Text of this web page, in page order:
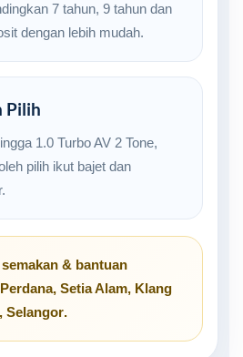
7 tahun, 9 tahun dan
dengan lebih mudah.
Pilih
1.0 Turbo AV 2 Tone,
pilih ikut bajet dan
& bantuan
, Setia Alam, Klang
Selangor.